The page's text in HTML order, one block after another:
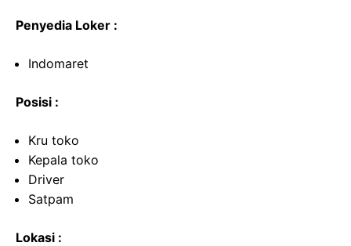
Penyedia Loker :
Indomaret
Posisi :
Kru toko
Kepala toko
Driver
Satpam
Lokasi :